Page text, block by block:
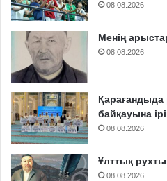
08.08.2026
Менің
08.08.2026
Қарағандыда
байқауына
08.08.2026
Ұлттық
08.08.2026